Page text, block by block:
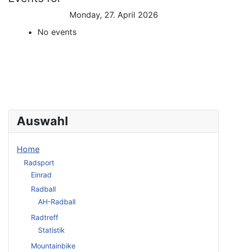
Monday, 27. April 2026
No events
Auswahl
Home
Radsport
Einrad
Radball
AH-Radball
Radtreff
Statistik
Mountainbike